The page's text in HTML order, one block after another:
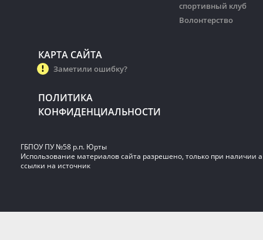
спортивный клуб
Волонтерство
КАРТА САЙТА
Заметили ошибку?
ПОЛИТИКА
КОНФИДЕНЦИАЛЬНОСТИ
ГБПОУ ПУ №58 р.п. Юрты
Использование материалов сайта разрешено, только при наличии
ссылки на источник